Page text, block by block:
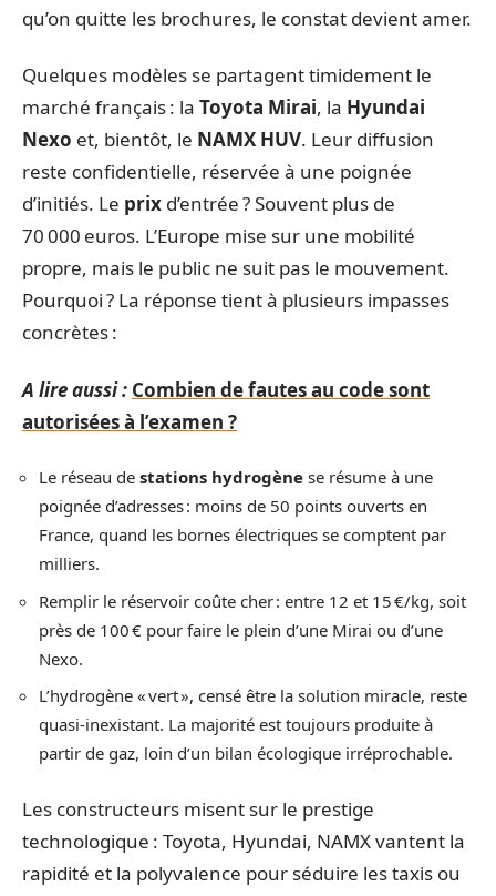
qu’on quitte les brochures, le constat devient amer.
Quelques modèles se partagent timidement le
marché français : la Toyota Mirai, la Hyundai
Nexo et, bientôt, le NAMX HUV. Leur diffusion
reste confidentielle, réservée à une poignée
d’initiés. Le prix d’entrée ? Souvent plus de
70 000 euros. L’Europe mise sur une mobilité
propre, mais le public ne suit pas le mouvement.
Pourquoi ? La réponse tient à plusieurs impasses
concrètes :
A lire aussi : Combien de fautes au code sont
autorisées à l’examen ?
Le réseau de stations hydrogène se résume à une
poignée d’adresses : moins de 50 points ouverts en
France, quand les bornes électriques se comptent par
milliers.
Remplir le réservoir coûte cher : entre 12 et 15 €/kg, soit
près de 100 € pour faire le plein d’une Mirai ou d’une
Nexo.
L’hydrogène « vert », censé être la solution miracle, reste
quasi-inexistant. La majorité est toujours produite à
partir de gaz, loin d’un bilan écologique irréprochable.
Les constructeurs misent sur le prestige
technologique : Toyota, Hyundai, NAMX vantent la
rapidité et la polyvalence pour séduire les taxis ou